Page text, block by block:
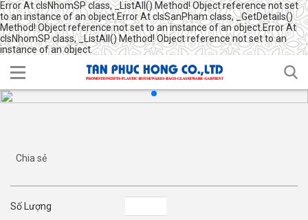
Error At clsNhomSP class, _ListAll() Method! Object reference not set
to an instance of an object.Error At clsSanPham class, _GetDetails()
Method! Object reference not set to an instance of an object.Error At
clsNhomSP class, _ListAll() Method! Object reference not set to an
instance of an object.
Chia sẻ
Số Lượng